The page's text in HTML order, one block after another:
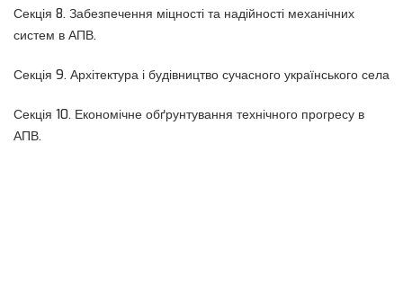
Секція 8. Забезпечення міцності та надійності механічних
систем в АПВ.
Секція 9. Архітектура і будівництво сучасного українського села
Секція 10. Економічне обґрунтування технічного прогресу в
АПВ.